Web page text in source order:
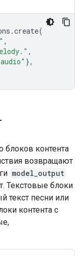
.create(
,
,
},
блоков контента
возвращают
model_output
Текстовые блоки
текст песни или
контента с